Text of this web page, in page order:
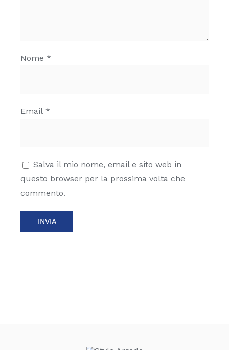
Nome *
Email *
Salva il mio nome, email e sito web in
questo browser per la prossima volta che
commento.